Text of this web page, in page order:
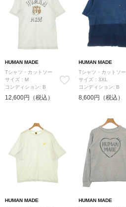
HUMAN MADE
Tシャツ・カットソー
サイズ：M
コンディション: B
12,600円（税込）
HUMAN MADE
Tシャツ・カットソー
サイズ：3XL
コンディション: B
8,600円（税込）
HUMAN MADE
HUMAN MADE